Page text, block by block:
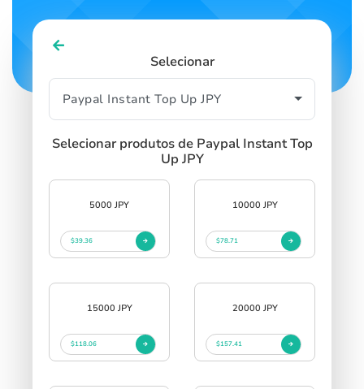
Selecionar
Selecionar produtos de Paypal Instant Top
Up JPY
5000 JPY
$39.36
10000 JPY
$78.71
15000 JPY
$118.06
20000 JPY
$157.41